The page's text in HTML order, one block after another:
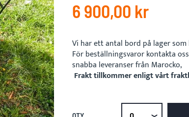
6 900,00 kr
Vi har ett antal bord på lager som
För beställningsvaror kontakta
snabba leveranser från Marocko,
Frakt tillkommer enligt vårt